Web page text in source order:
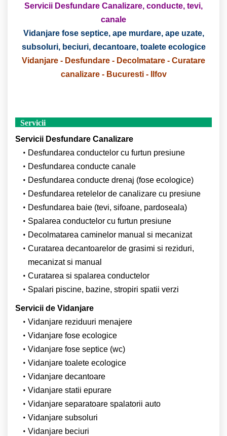
Servicii Desfundare Canalizare, conducte, tevi,
canale
Vidanjare fose septice, ape murdare, ape uzate,
subsoluri, beciuri, decantoare, toalete ecologice
Vidanjare - Desfundare - Decolmatare - Curatare
canalizare - Bucuresti - Ilfov
Servicii
Servicii Desfundare Canalizare
Desfundarea conductelor cu furtun presiune
Desfundarea conducte canale
Desfundarea conducte drenaj (fose ecologice)
Desfundarea retelelor de canalizare cu presiune
Desfundarea baie (tevi, sifoane, pardoseala)
Spalarea conductelor cu furtun presiune
Decolmatarea caminelor manual si mecanizat
Curatarea decantoarelor de grasimi si reziduri,
mecanizat si manual
Curatarea si spalarea conductelor
Spalari piscine, bazine, stropiri spatii verzi
Servicii de Vidanjare
Vidanjare reziduuri menajere
Vidanjare fose ecologice
Vidanjare fose septice (wc)
Vidanjare toalete ecologice
Vidanjare decantoare
Vidanjare statii epurare
Vidanjare separatoare spalatorii auto
Vidanjare subsoluri
Vidanjare beciuri